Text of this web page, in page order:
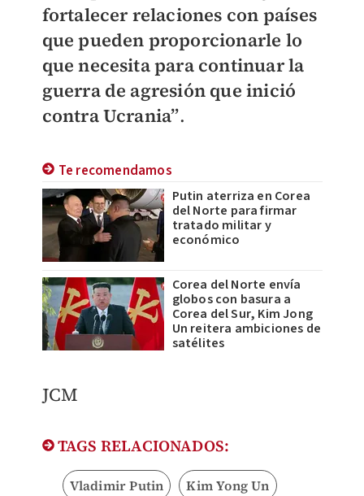
fortalecer relaciones con países
que pueden proporcionarle lo
que necesita para continuar la
guerra de agresión que inició
contra Ucrania”.
Te recomendamos
Putin aterriza en Corea
del Norte para firmar
tratado militar y
económico
Corea del Norte envía
globos con basura a
Corea del Sur, Kim Jong
Un reitera ambiciones de
satélites
JCM
TAGS RELACIONADOS:
Vladimir Putin Kim Yong Un